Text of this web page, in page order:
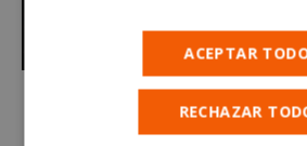
ACEPTAR
RECHAZAR